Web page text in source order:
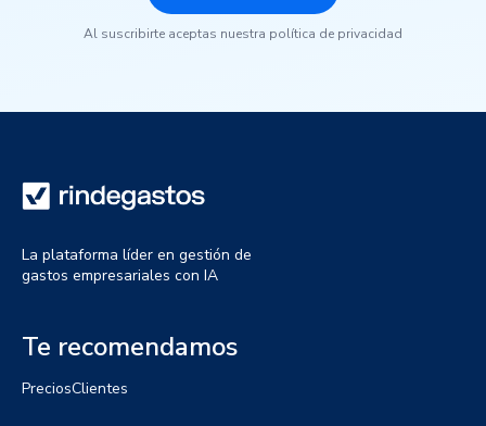
Al suscribirte aceptas nuestra política de privacidad
La plataforma líder en gestión de
gastos empresariales con IA
Te recomendamos
PreciosClientes